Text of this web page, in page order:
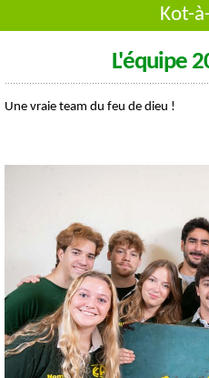
Kot-
L'équipe
Une vraie team du feu de dieu !